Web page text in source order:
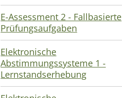
E-Assessment 2 - Fallbasierte
Prüfungsaufgaben
Elektronische
Abstimmungssysteme 1 -
Lernstandserhebung